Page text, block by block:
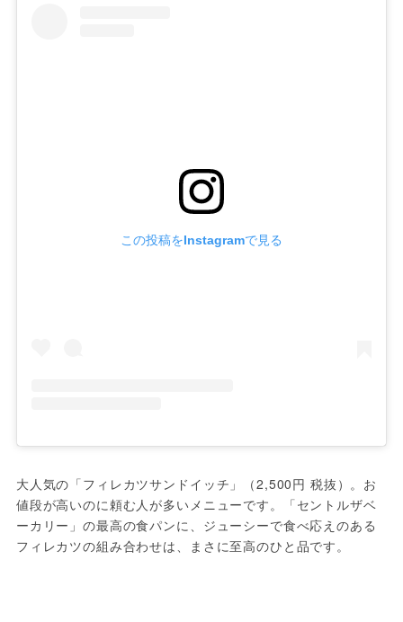
この投稿をInstagramで見る
大人気の「フィレカツサンドイッチ」（2,500円 税抜）。お
値段が高いのに頼む人が多いメニューです。「セントルザベ
ーカリー」の最高の食パンに、ジューシーで食べ応えのある
フィレカツの組み合わせは、まさに至高のひと品です。